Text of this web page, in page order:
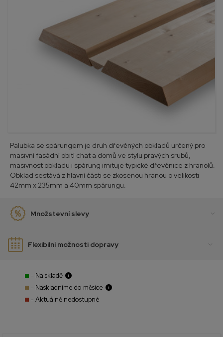
Palubka se spárungem je druh dřevěných obkladů určený pro
masivní fasádní obití chat a domů ve stylu pravých srubů,
masivnost obkladu i spárung imituje typické dřevěnice z hranolů.
Obklad sestává z hlavní části se zkosenou hranou o velikosti
42mm x 235mm a 40mm spárungu.
Množstevní slevy
Flexibilní možnosti dopravy
- Na skladě
- Naskladníme do měsíce
- Aktuálně nedostupné